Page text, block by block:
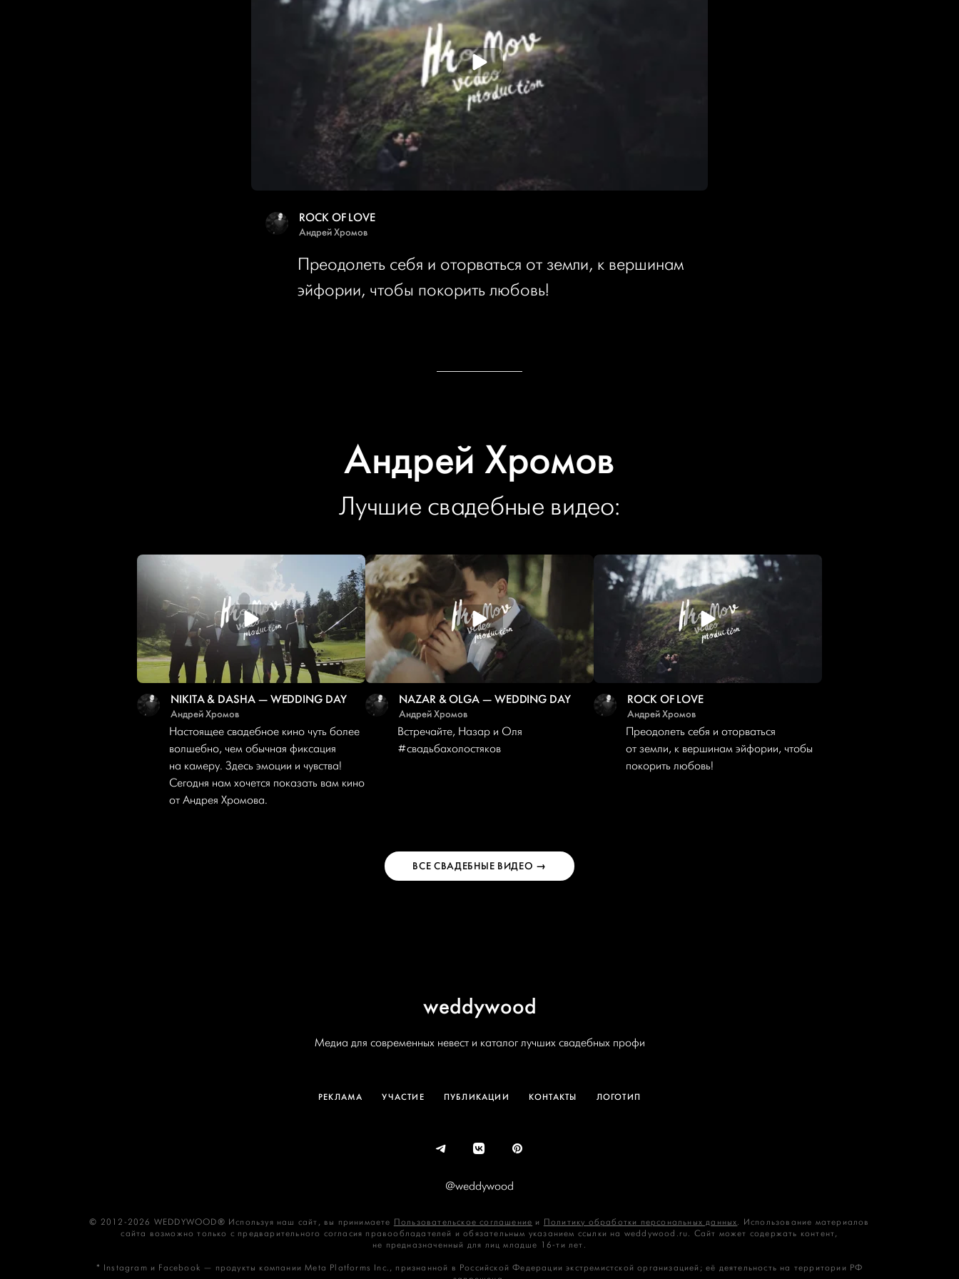
ROCK OF LOVE
Андрей Хромов
Преодолеть себя и оторваться от земли, к вершинам
эйфории, чтобы покорить любовь!
Андрей Хромов
Лучшие свадебные видео:
NIKITA & DASHA — WEDDING DAY
Андрей Хромов
Настоящее свадебное кино чуть более
волшебно, чем обычная фиксация
на камеру. Здесь эмоции и чувства!
Сегодня нам хочется показать вам кино
от Андрея Хромова.
NAZAR & OLGA — WEDDING DAY
Андрей Хромов
Встречайте, Назар и Оля
#свадьбахолостяков
ROCK OF LOVE
Андрей Хромов
Преодолеть себя и оторваться
от земли, к вершинам эйфории, чтобы
покорить любовь!
ВСЕ СВАДЕБНЫЕ ВИДЕО →
weddywood
Медиа для современных невест и каталог лучших свадебных профи
РЕКЛАМА УЧАСТИЕ ПУБЛИКАЦИИ КОНТАКТЫ ЛОГОТИП
@weddywood
© 2012-2026 WEDDYWOOD® Используя наш сайт, вы принимаете Пользовательское соглашение и Политику обработки персональных данных
. Использование материалов
сайта возможно только с предварительного согласия правообладателей и обязательным указанием ссылки на weddywood.ru. Сайт может содержать контент,
не предназначенный для лиц младше 16‑ти лет.
* Instagram и Facebook — продукты компании Meta Platforms Inc., признанной в Российской Федерации экстремистской организацией; её деятельность на территории РФ